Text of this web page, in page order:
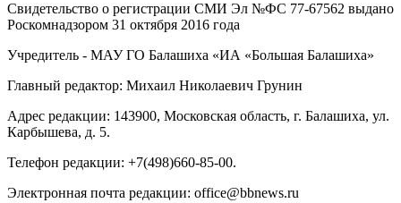
Свидетельство о регистрации СМИ Эл №ФС ‎77-67562 выдано
Роскомнадзором 31 октября 2016 года
Учредитель - МАУ ГО Балашиха «ИА «Большая Балашиха»
Главный редактор: Михаил Николаевич Грунин
Адрес редакции: 143900, Московская область, г. Балашиха, ул.
Карбышева, д. 5.
Телефон редакции: +7(498)660-85-00.
Электронная почта редакции: office@bbnews.ru